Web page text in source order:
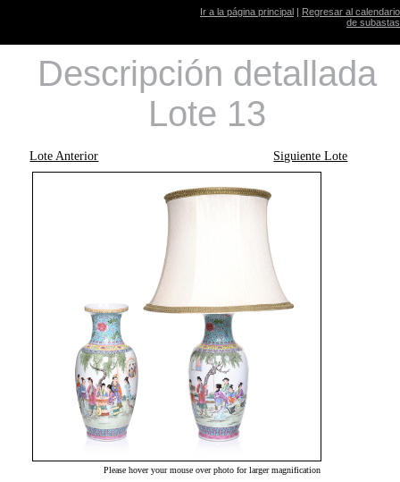
Ir a la página principal | Regresar al calendario
de subastas
Descripción detallada
Lote 13
Lote Anterior Siguiente Lote
Please hover your mouse over photo for larger magnification